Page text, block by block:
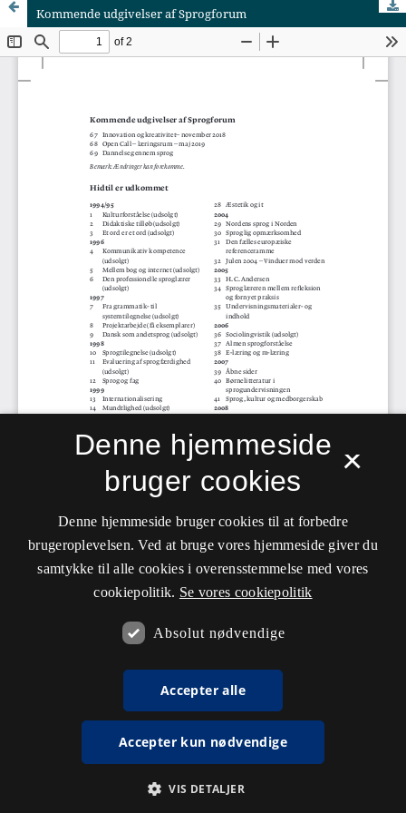
Kommende udgivelser af Sprogforum
×
Denne hjemmeside
bruger cookies
Denne hjemmeside bruger cookies til at forbedre
brugeroplevelsen. Ved at bruge vores hjemmeside giver du
samtykke til alle cookies i overensstemmelse med vores
cookiepolitik. Se vores cookiepolitik
Absolut nødvendige
Accepter alle
Accepter kun nødvendige
VIS DETALJER